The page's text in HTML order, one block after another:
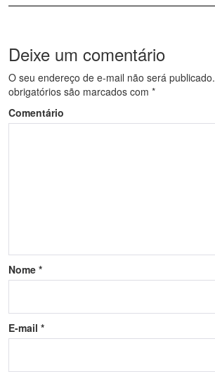
Deixe um comentário
O seu endereço de e-mail não será publicado.
obrigatórios são marcados com *
Comentário
Nome *
E-mail *